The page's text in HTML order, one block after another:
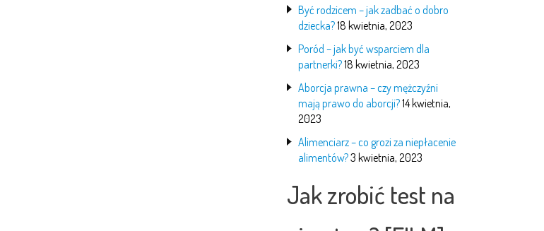
Być rodzicem – jak zadbać o dobro
dziecka?18 kwietnia, 2023
Poród – jak być wsparciem dla
partnerki?18 kwietnia, 2023
Aborcja prawna – czy mężczyźni
mają prawo do aborcji?14 kwietnia,
2023
Alimenciarz – co grozi za niepłacenie
alimentów?3 kwietnia, 2023
Jak zrobić test na